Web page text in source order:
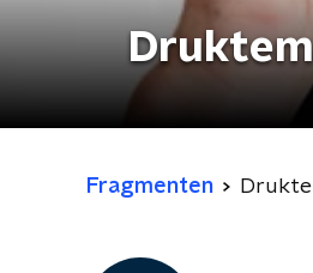
Fragmenten